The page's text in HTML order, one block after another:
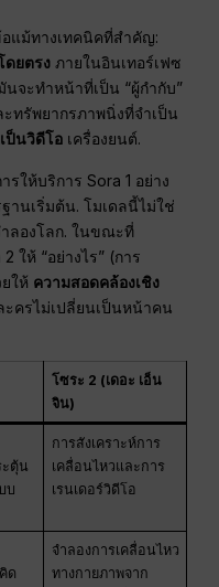
แม้ทางเทคนิคที่สำคัญ:
ดยตรง ภายในอินเทอร์เฟซ
จะทำหน้าที่เป็น “ผู้กำกับ”
ทรัพยากรภาพนิ่งที่จำเป็น
ป็นวิดีโอ เครื่องยนต์.
ารให้บริการ Sora 1 อย่าง
านเริ่มต้น. โมเดลนี้ไม่ใช่
ำลองโลก. ในขณะที่
ให้ “อย่างไร” (การ
ให้ ความสอดคล้องเชิง
ครไม่เปลี่ยนเป็นหน้าคน
โซระ 2 (เดอะ เอ็น
จิน)
ตุ้น
บ
การสังเคราะห์การ
เคลื่อนไหวและการ
เรนเดอร์วิดีโอ
ด
จำลองการเคลื่อนไหว
ทางกายภาพจาก